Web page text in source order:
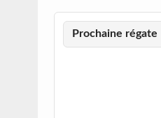
Prochaine régate